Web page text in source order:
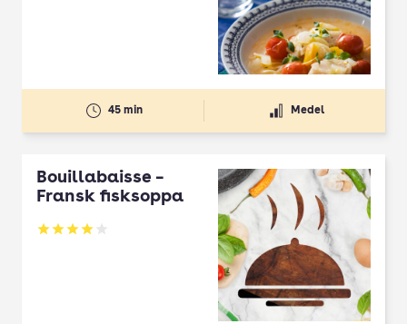
45 min Medel
Bouillabaisse –
Fransk fisksoppa
Betyg: 4 av 5